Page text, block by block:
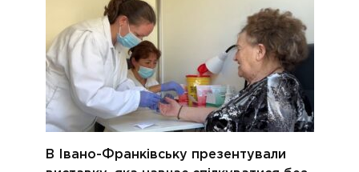
В Івано-Франківську презентували